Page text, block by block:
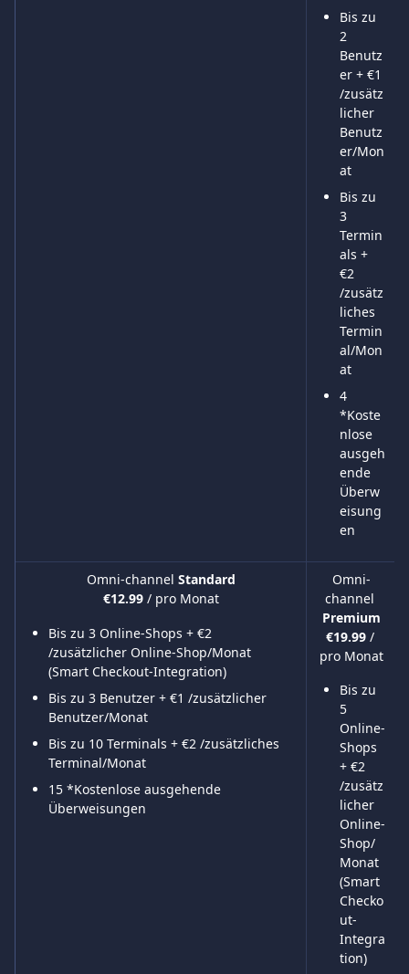
Bis zu
2
Benutz
er + €1
/zusätz
licher
Benutz
er/Mon
at
Bis zu
3
Termin
als +
€2
/zusätz
liches
Termin
al/Mon
at
4
*Koste
nlose
ausgeh
ende
Überw
eisung
en
Omni-channel Standard
€12.99 / pro Monat
Bis zu 3 Online-Shops + €2
/zusätzlicher Online-Shop/Monat
(Smart Checkout-Integration)
Bis zu 3 Benutzer + €1 /zusätzlicher
Benutzer/Monat
Bis zu 10 Terminals + €2 /zusätzliches
Terminal/Monat
15 *Kostenlose ausgehende
Überweisungen
Omni-
channel
Premium
€19.99 /
pro Monat
Bis zu
5
Online-
Shops
+ €2
/zusätz
licher
Online-
Shop/
Monat
(Smart
Checko
ut-
Integra
tion)